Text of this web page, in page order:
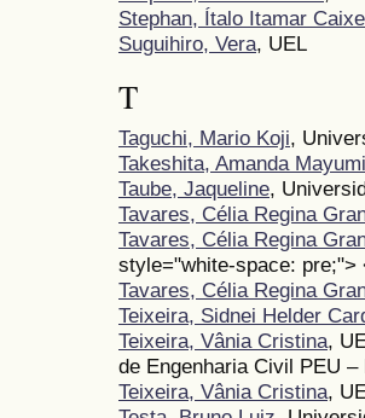
Stephan, Ítalo Itamar
Suguihiro, Vera, UEL
T
Taguchi, Mario Koji,
Takeshita, Amanda Mayumi
Taube, Jaqueline,
Tavares, Célia Regina
Tavares, Célia Regina
style="white-space: pre;">
Tavares, Célia Regina
Teixeira, Sidnei Helder
Teixeira, Vânia Cristina,
de Engenharia Civil PEU
Teixeira, Vânia Cristina,